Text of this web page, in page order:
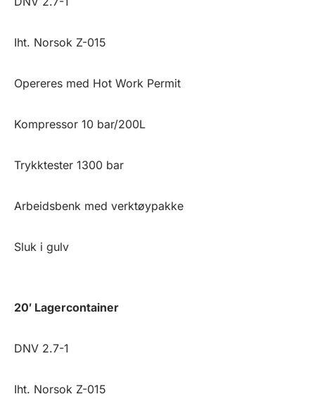
Iht. Norsok Z-015
Opereres med Hot Work Permit
Kompressor 10 bar/200L
Trykktester 1300 bar
Arbeidsbenk med verktøypakke
Sluk i gulv
20′ Lagercontainer
DNV 2.7-1
Iht. Norsok Z-015